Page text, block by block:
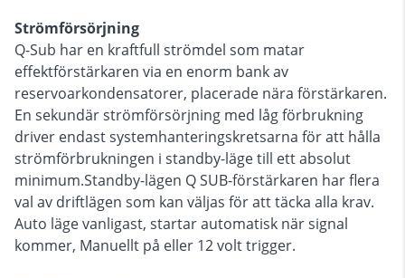
Strömförsörjning
Q-Sub har en kraftfull strömdel som matar
effektförstärkaren via en enorm bank av
reservoarkondensatorer, placerade nära förstärkaren.
En sekundär strömförsörjning med låg förbrukning
driver endast systemhanteringskretsarna för att hålla
strömförbrukningen i standby-läge till ett absolut
minimum.Standby-lägen Q SUB-förstärkaren har flera
val av driftlägen som kan väljas för att täcka alla krav.
Auto läge vanligast, startar automatisk när signal
kommer, Manuellt på eller 12 volt trigger.